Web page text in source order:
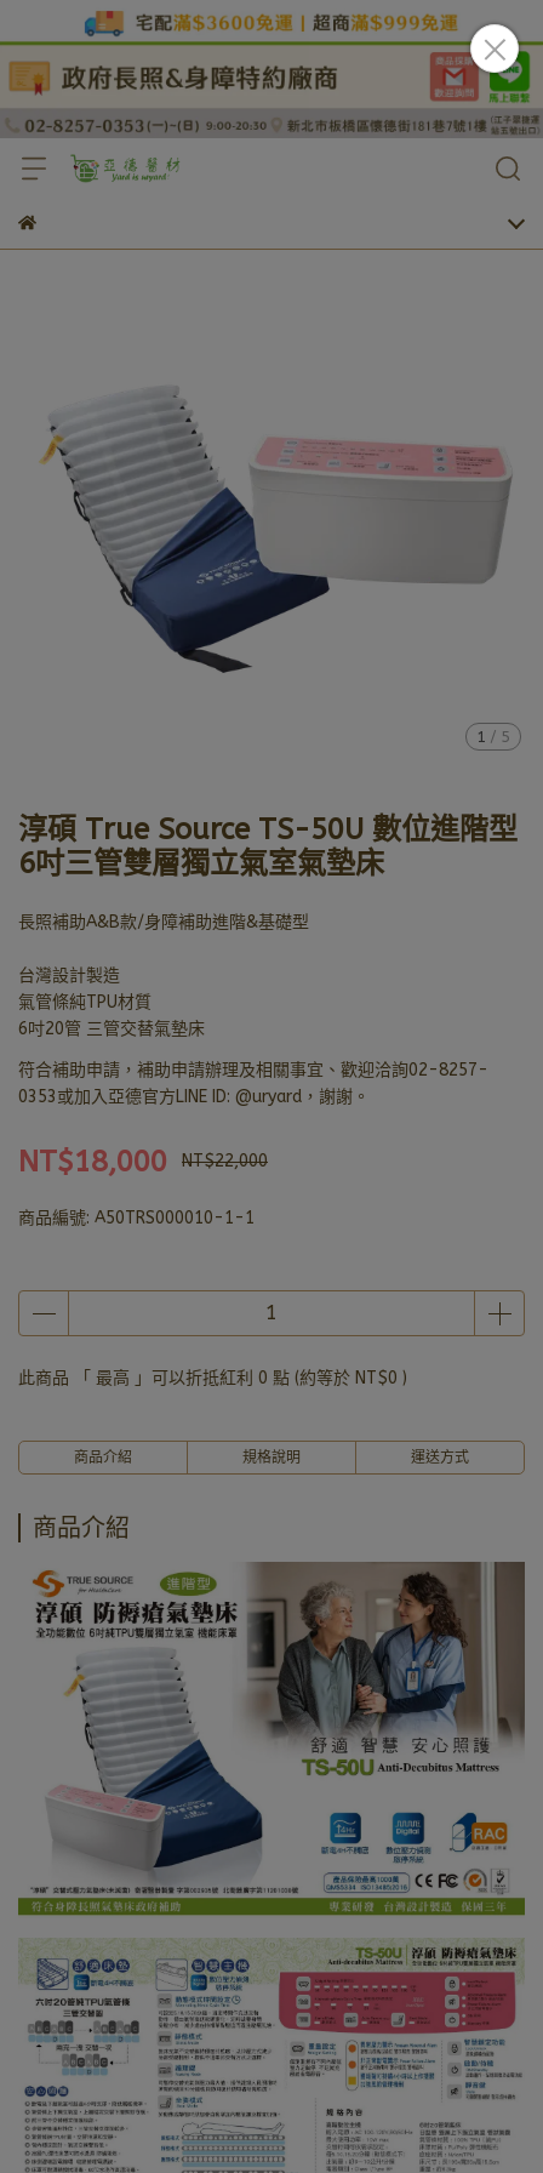
1 / 5
淳碩 True Source TS-50U 數位進階型
6吋三管雙層獨立氣室氣墊床
長照補助A&B款/身障補助進階&基礎型
台灣設計製造
氣管條純TPU材質
6吋20管 三管交替氣墊床
符合補助申請，補助申請辦理及相關事宜、歡迎洽詢02-8257-
0353或加入亞德官方LINE ID: @uryard，謝謝。
NT$18,000 NT$22,000
商品編號: A50TRS000010-1-1
此商品 「 最高 」可以折抵紅利 0 點 (約等於 NT$0 )
商品介紹 規格說明 運送方式
商品介紹